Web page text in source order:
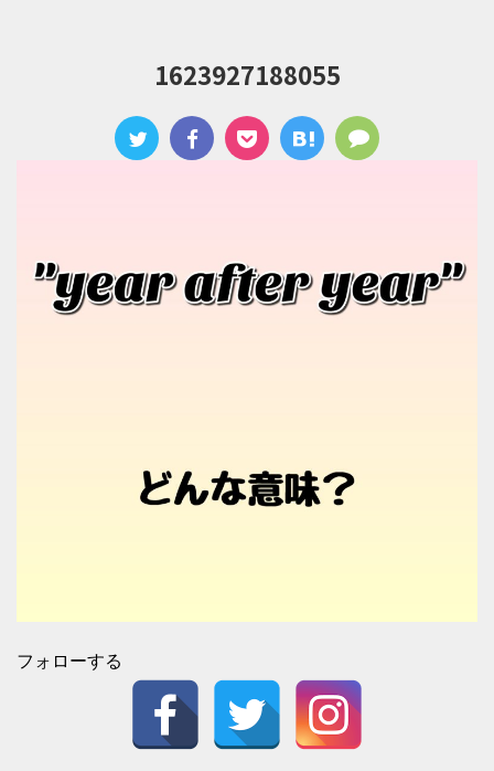
1623927188055
フォローする